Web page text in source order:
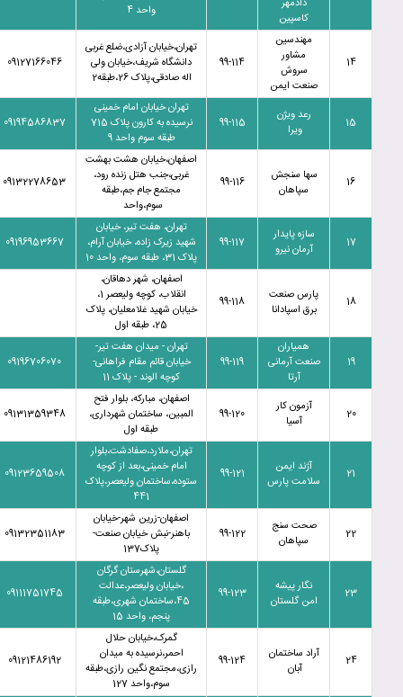
دادمهر
کاسپین
واحد 4
14
مهندسین
مشاور
سروش
صنعت ایمن
99-114
تهران،خیابان آزادی،ضلع غربی
دانشگاه شریف،خیابان ولی
اله صادقی،پلاک 26،طبقه2
09127166046
15
رعد ویژن
ویرا
99-115
تهران خیابان امام خمینی
نرسیده به کارون پلاک 715
طبقه سوم واحد 9
09194586837
16
سها سنجش
سپاهان
99-116
اصفهان،خیابان هشت بهشت
غربی،جنب هتل زنده رود،
مجتمع جام جم،طبقه
سوم،واحد
09132278653
17
سازه پایدار
آرمان نیرو
99-117
تهران، هفت تیر، خیابان
شهید زیرک زاده، خیابان آرام،
پلاک 31، طبقه سوم، واحد 10
09196953667
18
پارس صنعت
برق اسپادانا
99-118
اصفهان، شهر دهاقان،
انقلاب، کوچه ولیعصر 1،
خیابان شهید غلامعلیان، پلاک
25، طبقه اول
19
همیاران
صنعت آرمانی
آرتا
99-119
تهران - میدان هفت تیر-
خیابان قائم مقام فراهانی-
کوچه الوند - پلاک 11
09196706070
20
آزمون کار
آسیا
99-120
اصفهان، مبارکه، بلوار فتح
المبین، ساختمان شهرداری،
طبقه اول
09131359348
21
آژند ایمن
سلامت پارس
99-121
تهران،ملارد،صفادشت،بلوار
امام خمینی،بعد از کوچه
ستوده،ساختمان ولیعصر،پلاک
441
09123659508
22
صحت سنج
سپاهان
99-122
اصفهان-زرین شهر-خیابان
باهنر-نبش خیابان صنعت-
پلاک137
09132351183
23
نگار پیشه
امن گلستان
99-123
گلستان،شهرستان گرگان
،خیابان ولیعصر،عدالت
45،ساختمان شهری،طبقه
پنجم، واحد 15
09111751745
24
آراد ساختمان
آبان
99-124
گمرک،خیابان حلال
احمر،نرسیده به میدان
رازی،مجتمع نگین رازی،طبقه
سوم،واحد 127
09121486192